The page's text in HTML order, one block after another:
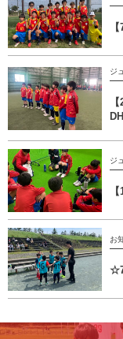
ジ
ジ
お